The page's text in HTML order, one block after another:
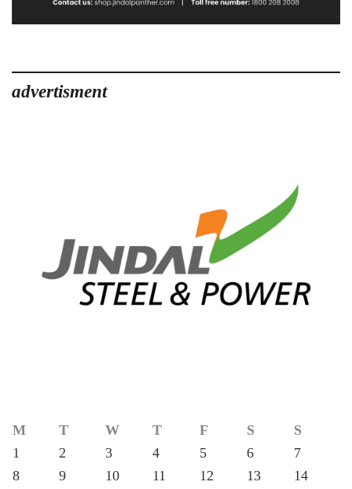
advertisment
M T W T F S
S
1
2 3 4 5 6
7
8
9 10 11 12 13
14